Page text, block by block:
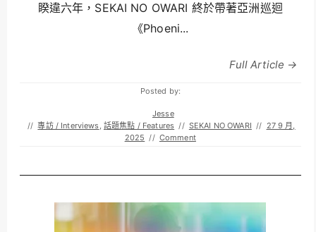
睽違六年，SEKAI NO OWARI 終於帶著亞洲巡迴
《Phoeni...
Full Article →
Posted by:
Jesse
// 專訪 / Interviews , 話題焦點 / Features // SEKAI NO OWARI // 27 9 月,
2025 // Comment